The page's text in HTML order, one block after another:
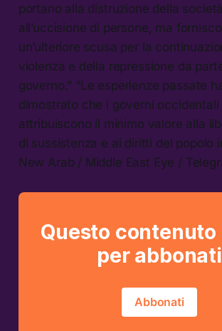
portano alla distruzione della
all’uccisione di persone, ma
un’ulteriore scusa per la
violenza e della repressione da
governo.” “Le esperienze passate
dimostrato che i governi
attribuiscono il minimo valore alla
di sussistenza e ai diritti del popolo
New Arab / Middle East Eye /
Questo contenuto
per abbonati
Abbonati